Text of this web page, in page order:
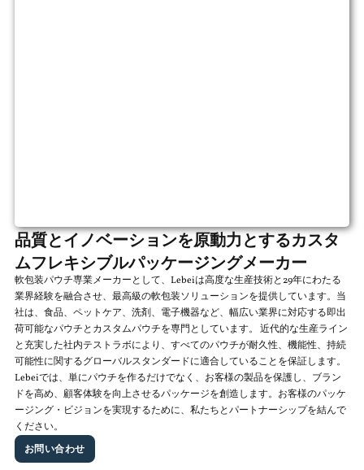
品質とイノベーションを原動力とするカスタ
ムフレキシブルパッケージングメーカー
軟包装パウチ専業メーカーとして、Lebeiは高度な生産技術と29年にわたる
業界経験を融合させ、最高級の軟包装ソリューションを提供しています。当
社は、食品、ペットケア、洗剤、電子機器など、幅広い業界に対応する即出
荷可能なパウチとカスタムパウチを専門としています。 近代的な生産ライン
と充実した社内テストラボにより、すべてのパウチが耐久性、機能性、持続
可能性に関するグローバルスタンダードに適合していることを保証します。
Lebeiでは、単にパウチを作るだけでなく、お客様の製品を保護し、ブラン
ドを高め、顧客体験を向上させるパッケージを創造します。お客様のパッケ
ージング・ビジョンを実現するために、私たちとパートナーシップを結んで
ください。
お問い合わせ